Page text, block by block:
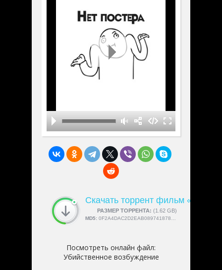
Скачать торрент фильм
РАЗМЕР ТОРРЕНТА: (1.62 GB)
СКАЧАЛИ:4189
MD5: 0F2A4DAC2D2EAB08974187841E5664E7
Посмотреть онлайн файл:
Убийственное возбуждение